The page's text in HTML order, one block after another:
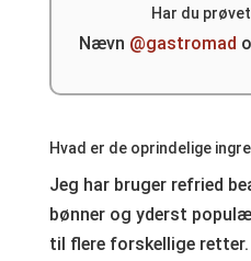
Har du
Nævn @gastromad
Hvad er de oprindelige
Jeg har bruger refried
bønner og yderst
til flere forskellige retter.